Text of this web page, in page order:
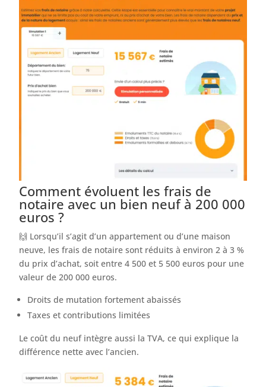
Comment évoluent les frais de
notaire avec un bien neuf à 200 000
euros ?
🙌 Lorsqu’il s’agit d’un appartement ou d’une maison
neuve, les frais de notaire sont réduits à environ 2 à 3 %
du prix d’achat, soit entre 4 500 et 5 500 euros pour une
valeur de 200 000 euros.
Droits de mutation fortement abaissés
Taxes et contributions limitées
Le coût du neuf intègre aussi la TVA, ce qui explique la
différence nette avec l’ancien.